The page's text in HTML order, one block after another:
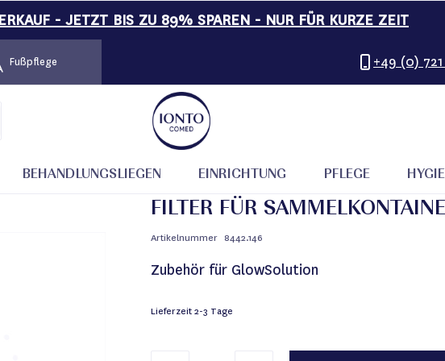
- JETZT BIS ZU 89% SPAREN - NUR FÜR KURZE ZEIT
Fußpflege +49 (0)
BEHANDLUNGSLIEGEN EINRICHTUNG PFLEGE
FILTER FÜR
Artikelnummer 8442.146
Zubehör für GlowSolution
Lieferzeit2-3 Tage